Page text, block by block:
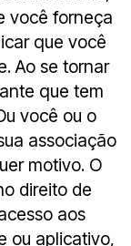
você forneça
que você
Ao se tornar
que tem
você ou o
associação
motivo. O
direito de
aos
ou aplicativo,